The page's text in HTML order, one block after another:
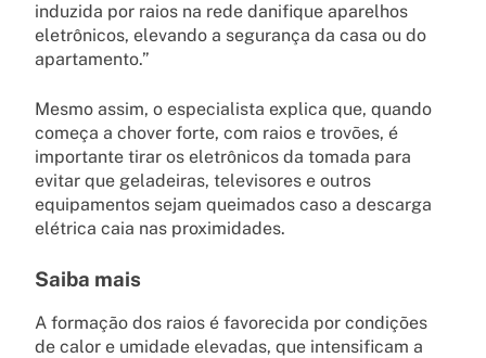
induzida por raios na rede danifique aparelhos
eletrônicos, elevando a segurança da casa ou do
apartamento.”
Mesmo assim, o especialista explica que, quando
começa a chover forte, com raios e trovões, é
importante tirar os eletrônicos da tomada para
evitar que geladeiras, televisores e outros
equipamentos sejam queimados caso a descarga
elétrica caia nas proximidades.
Saiba mais
A formação dos raios é favorecida por condições
de calor e umidade elevadas, que intensificam a